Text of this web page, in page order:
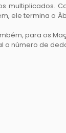
multiplicados.
ele termina o
para os
número de